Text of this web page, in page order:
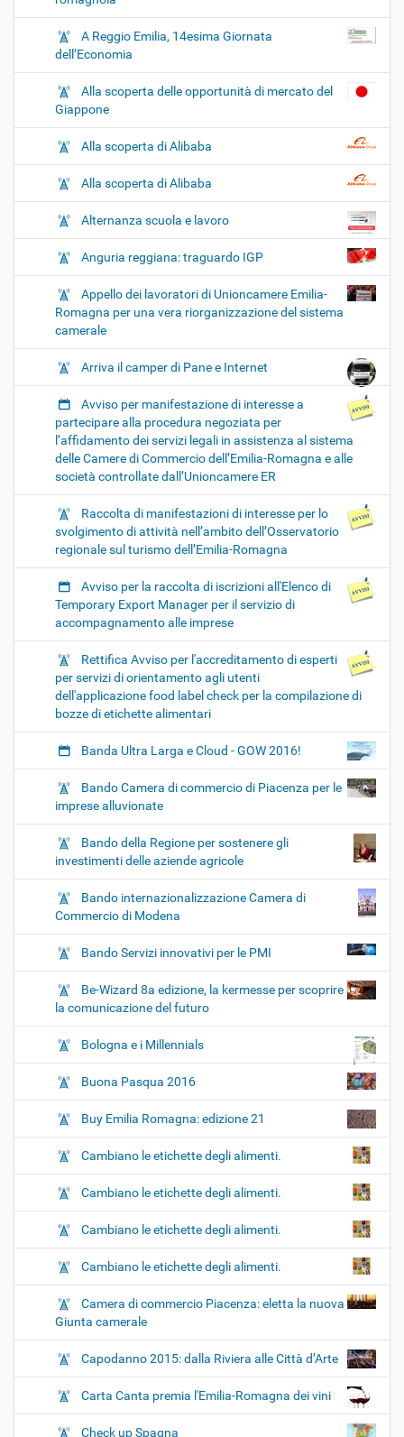
A Reggio Emilia, 14esima Giornata
dell’Economia
Alla scoperta delle opportunità di mercato del
Giappone
Alla scoperta di Alibaba
Alla scoperta di Alibaba
Alternanza scuola e lavoro
Anguria reggiana: traguardo IGP
Appello dei lavoratori di Unioncamere Emilia-
Romagna per una vera riorganizzazione del sistema
camerale
Arriva il camper di Pane e Internet
Avviso per manifestazione di interesse a
partecipare alla procedura negoziata per
l’affidamento dei servizi legali in assistenza al sistema
delle Camere di Commercio dell’Emilia-Romagna e alle
società controllate dall’Unioncamere ER
Raccolta di manifestazioni di interesse per lo
svolgimento di attività nell’ambito dell’Osservatorio
regionale sul turismo dell’Emilia-Romagna
Avviso per la raccolta di iscrizioni all'Elenco di
Temporary Export Manager per il servizio di
accompagnamento alle imprese
Rettifica Avviso per l'accreditamento di esperti
per servizi di orientamento agli utenti
dell'applicazione food label check per la compilazione di
bozze di etichette alimentari
Banda Ultra Larga e Cloud - GOW 2016!
Bando Camera di commercio di Piacenza per le
imprese alluvionate
Bando della Regione per sostenere gli
investimenti delle aziende agricole
Bando internazionalizzazione Camera di
Commercio di Modena
Bando Servizi innovativi per le PMI
Be-Wizard 8a edizione, la kermesse per scoprire
la comunicazione del futuro
Bologna e i Millennials
Buona Pasqua 2016
Buy Emilia Romagna: edizione 21
Cambiano le etichette degli alimenti.
Cambiano le etichette degli alimenti.
Cambiano le etichette degli alimenti.
Cambiano le etichette degli alimenti.
Camera di commercio Piacenza: eletta la nuova
Giunta camerale
Capodanno 2015: dalla Riviera alle Città d’Arte
Carta Canta premia l'Emilia-Romagna dei vini
Check up Spagna